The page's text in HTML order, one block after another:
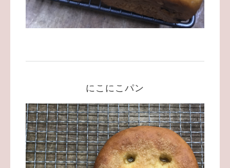
にこにこパン